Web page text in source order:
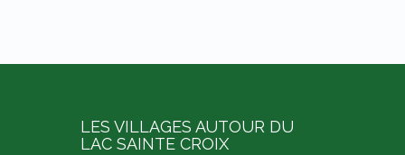
LES VILLAGES AUTOUR DU
LAC SAINTE CROIX